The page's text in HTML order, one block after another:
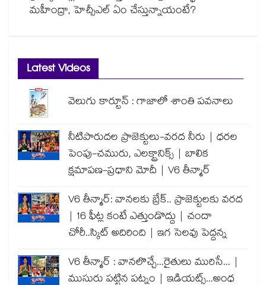
మహీంద్రా, హెచ్సీఎల్ ఏం చేస్తున్నాయంటే?
Latest Videos
వెలుగు కార్టూన్ : గాజాలో శాంతి పవనాలు
నీటిపారుదల ప్రాజెక్టులు-వరద నీరు | ధరల
పెంపు-చమురు, ఎలక్ట్రానిక్స్ | బాలిక
క్షమాపణ-ప్రధాని మోదీ | V6 తీన్మార్
V6 తీన్మార్: వానలకు బ్రేక్.. ప్రాజెక్టులకు వరద
| 16 ఫీట్ల కంటే ఎత్తుండొద్దు | చందా
చోరీ..స్కిట్ అదిరింది | ఇగ సెలవు పెద్దన్న
V6 తీన్మార్ : వానలొచ్చే...రైతులు మురిసే... |
ముసురు పట్టిన పట్నం | ఇడియట్స్...అంధ